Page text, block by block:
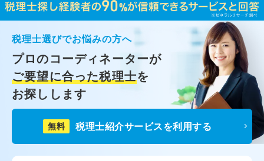
税理士選びでお悩みの方へ
プロのコーディネーターが
ご要望に合った税理士を
お探しします
無料 税理士紹介サービスを利用する